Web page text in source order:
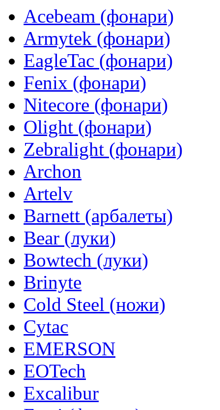
Acebeam (фонари)
Armytek (фонари)
EagleTac (фонари)
Fenix (фонари)
Nitecore (фонари)
Olight (фонари)
Zebralight (фонари)
Archon
Artelv
Barnett (арбалеты)
Bear (луки)
Bowtech (луки)
Brinyte
Cold Steel (ножи)
Cytac
EMERSON
EOTech
Excalibur